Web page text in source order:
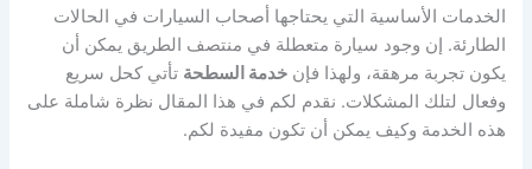
الخدمات الأساسية التي يحتاجها أصحاب السيارات في الحالات
الطارئة. إن وجود سيارة متعطلة في منتصف الطريق يمكن أن
يكون تجربة مرهقة، ولهذا فإنخدمة السطحة تأتي كحل سريع
وفعال لتلك المشكلات. نقدم لكم في هذا المقال نظرة شاملة على
هذه الخدمة وكيف يمكن أن تكون مفيدة لكم.